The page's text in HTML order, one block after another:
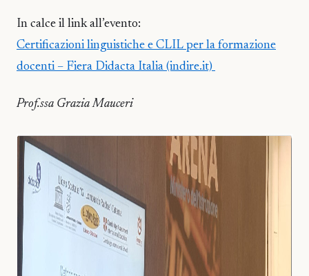
In calce il link all’evento:
Certificazioni linguistiche e CLIL per la formazione
docenti – Fiera Didacta Italia (indire.it)
Prof.ssa Grazia Mauceri